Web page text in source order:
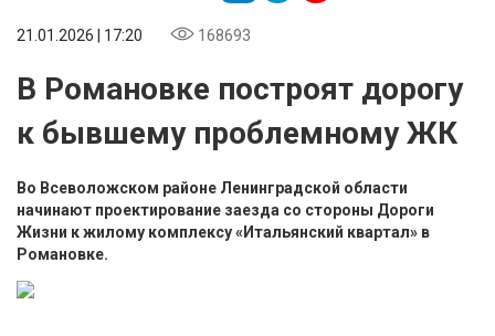
21.01.2026 | 17:20 168693
В Романовке построят дорогу
к бывшему проблемному ЖК
Во Всеволожском районе Ленинградской области
начинают проектирование заезда со стороны Дороги
Жизни к жилому комплексу «Итальянский квартал» в
Романовке.